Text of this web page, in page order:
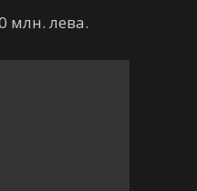
млн. лева.